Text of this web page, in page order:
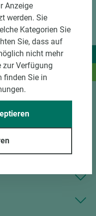
Anzeige
werden. Sie
Kategorien Sie
Sie, dass auf
nicht mehr
zur Verfügung
finden Sie in